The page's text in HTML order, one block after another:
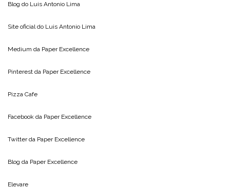
Blog do Luis Antonio Lima
Site oficial do Luis Antonio Lima
Medium da Paper Excellence
Pinterest da Paper Excellence
Pizza Cafe
Facebook da Paper Excellence
Twitter da Paper Excellence
Blog da Paper Excellence
Elevare